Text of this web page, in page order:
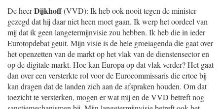
De heerDijkhoff(VVD): Ik heb ook nooit tegen de minister
gezegd dat hij daar niet heen moet gaan. Ik werp het oordeel van
mij dat ik geen langetermijnvisie zou hebben. Ik heb die in ieder
Eurotopdebat geuit. Mijn visie is de hele groeiagenda die gaat over
het openzetten van de markt op het vlak van de dienstensector en
op de digitale markt. Hoe kan Europa op dat vlak verder? Het gaat
dan over een versterkte rol voor de Eurocommissaris die ertoe bij
kan dragen dat de landen zich aan de afspraken houden. Om dat
toezicht te versterken, mogen er wat mij en de VVD betreft nog